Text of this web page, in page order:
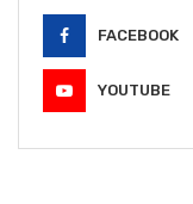
FACEBOOK
YOUTUBE